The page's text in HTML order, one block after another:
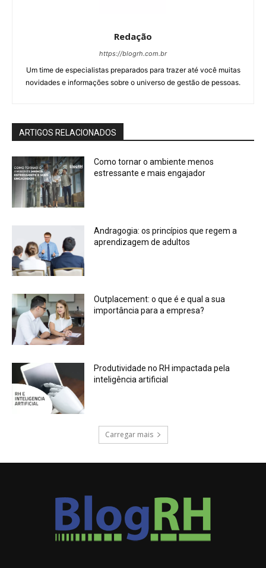
Redação
https://blogrh.com.br
Um time de especialistas preparados para trazer até você muitas
novidades e informações sobre o universo de gestão de pessoas.
ARTIGOS RELACIONADOS
Como tornar o ambiente menos
estressante e mais engajador
Andragogia: os princípios que regem a
aprendizagem de adultos
Outplacement: o que é e qual a sua
importância para a empresa?
Produtividade no RH impactada pela
inteligência artificial
Carregar mais